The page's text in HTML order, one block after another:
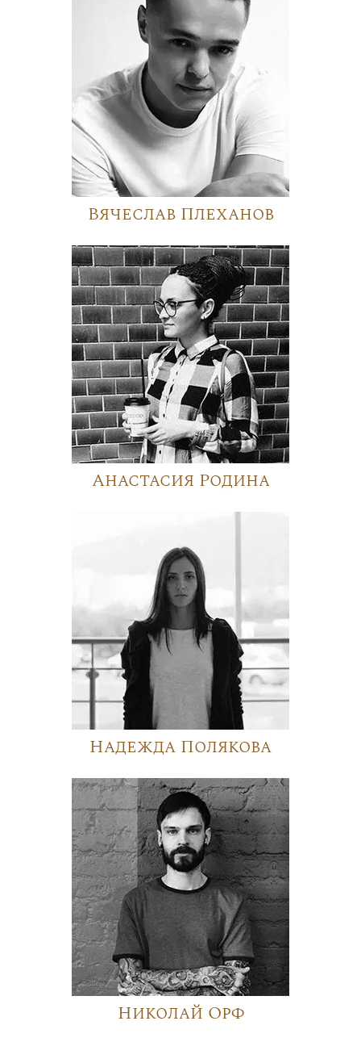
Вячеслав Плеханов
Анастасия Родина
Надежда Полякова
Николай Орф